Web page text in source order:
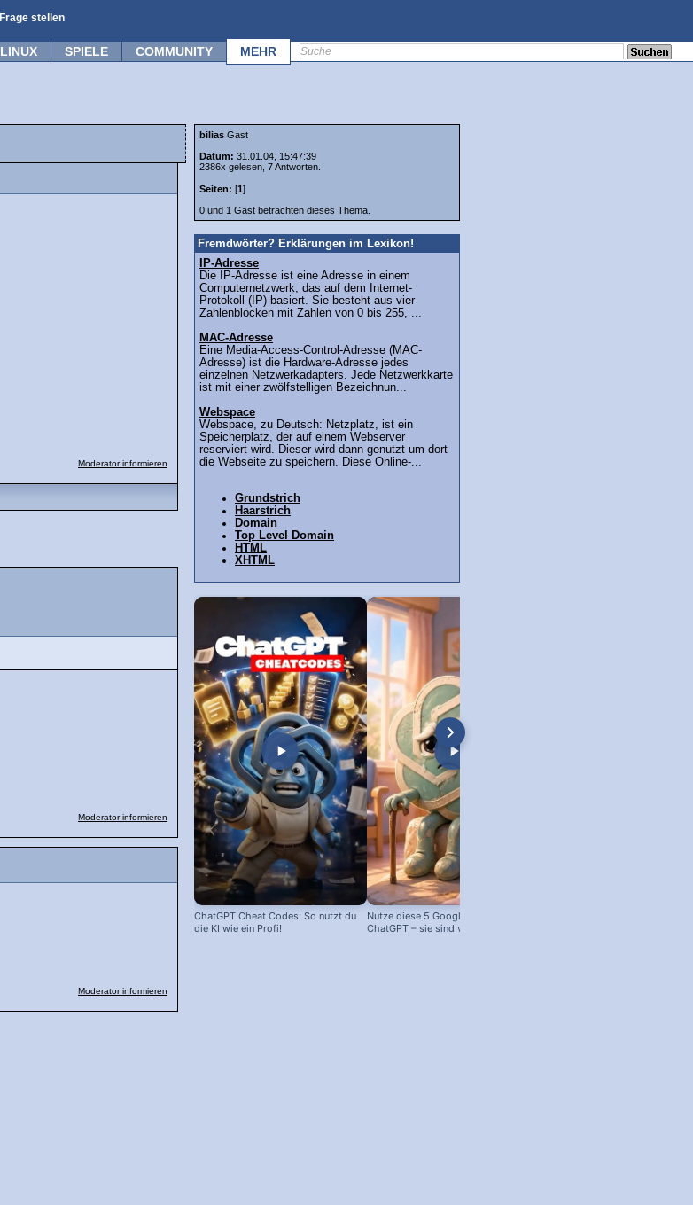
Frage stellen
LINUX SPIELE COMMUNITY MEHR
Moderator informieren
Moderator informieren
Moderator informieren
bilias Gast
Datum: 31.01.04, 15:47:39
2386x gelesen, 7 Antworten.
Seiten: [1]
0 und 1 Gast betrachten dieses Thema.
Fremdwörter? Erklärungen im Lexikon!
IP-Adresse
Die IP-Adresse ist eine Adresse in einem
Computernetzwerk, das auf dem Internet-
Protokoll (IP) basiert. Sie besteht aus vier
Zahlenblöcken mit Zahlen von 0 bis 255, ...
MAC-Adresse
Eine Media-Access-Control-Adresse (MAC-
Adresse) ist die Hardware-Adresse jedes
einzelnen Netzwerkadapters. Jede Netzwerkkarte
ist mit einer zwölfstelligen Bezeichnun...
Webspace
Webspace, zu Deutsch: Netzplatz, ist ein
Speicherplatz, der auf einem Webserver
reserviert wird. Dieser wird dann genutzt um dort
die Webseite zu speichern. Diese Online-...
Grundstrich
Haarstrich
Domain
Top Level Domain
HTML
XHTML
ChatGPT Cheat Codes: So nutzt du
die KI wie ein Profi!
Nutze diese 5 Google Tools statt
ChatGPT – sie sind viel besser!